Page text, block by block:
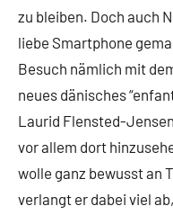
zu bleiben. Doch auch
liebe Smartphone
Besuch nämlich mit
neues dänisches
Laurid Flensted-
vor allem dort
wolle ganz bewusst an
verlangt er dabei viel